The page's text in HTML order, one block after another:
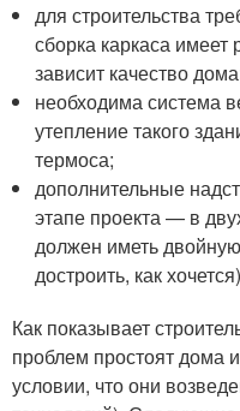
для строительства
сборка каркаса
зависит качество
необходима система
утепление такого
термоса;
дополнительные
этапе проекта — в
должен иметь
достроить, как
Как показывает
проблем простоят дома
условии, что они